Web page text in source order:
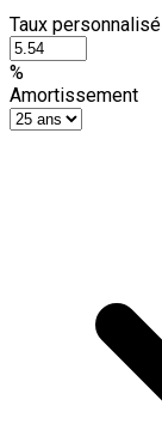
Taux personnalisé
%
Amortissement